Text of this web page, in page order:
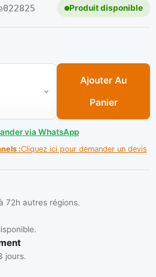
022825 Produit disponible
** DING QI
Ajouter Au
Panier
via WhatsApp
:Cliquez ici pour demander un devis
72h autres régions.
jours.